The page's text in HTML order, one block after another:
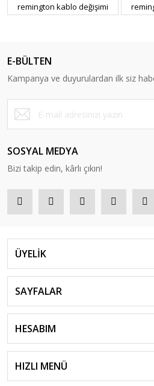
remington kablo değişimi
E-BÜLTEN
Kampanya ve duyurulardan ilk siz
SOSYAL MEDYA
Bizi takip edin, kârlı çıkın!
ÜYELİK
SAYFALAR
HESABIM
HIZLI MENÜ